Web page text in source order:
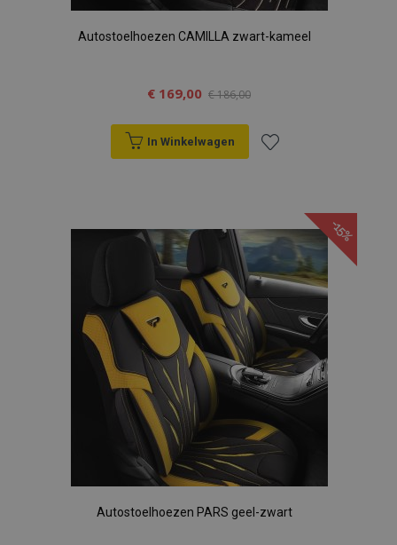
Autostoelhoezen CAMILLA zwart-kameel
€ 169,00 € 186,00
In Winkelwagen
aan
verlanglijst
-15%
Autostoelhoezen PARS geel-zwart